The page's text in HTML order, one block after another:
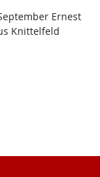
Ernest
Knittelfeld